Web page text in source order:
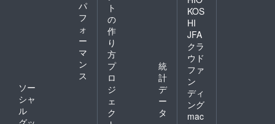
パ
フ
ォ
ー
マ
ン
ス
ソー
シャ
ル
ト
の
作
り
方
プ
ロ
ジ
ェ
ク
統
計
デ
ー
タ
KOS
HI
JFA
クラ
ウド
ファ
ン
ディ
ング
mac